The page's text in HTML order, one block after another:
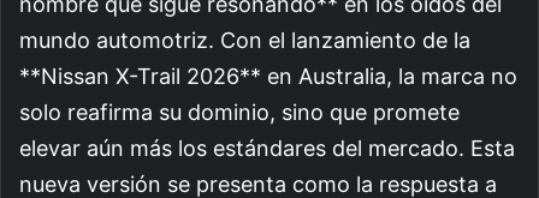
mundo automotriz. Con el lanzamiento de la
**Nissan X-Trail 2026** en Australia, la marca no
solo reafirma su dominio, sino que promete
elevar aún más los estándares del mercado. Esta
nueva versión se presenta como la respuesta a